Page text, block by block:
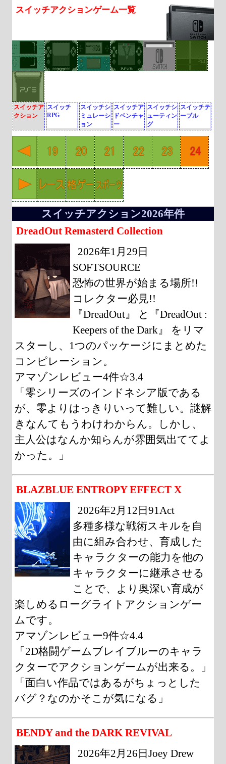
スイッチアクションゲーム一覧
スイッチア
クション
スイッチ
RPG
スイッチシ
ミュレーシ
ョン
スイッチア
ドベンチャ
ー
スイッチシ
ューティン
グ
スイッチテ
ーブル
スイッチアクション2026年件
DreadOut Remasterd Collection
2026年1月29日
SOFTSOURCE
恐怖の世界が始まる場所!!
コレクター必見!!
『DreadOut』 と『DreadOut :
Keepers of the Dark』 をリマ
スターし、1つのパッケージにまとめた
コンピレーション。
アマゾンレビュー4件☆3.4
「零シリーズのインドネシア版である
が、零よりはっきりいって難しい。謎解
きなんてもうわけわからん。しかし、
主人公はなんか知らんが雰囲気出ててよ
かった。」
BLAZBLUE ENTROPY EFFECT X
2026年2月12日91Act
多種多様な戦術スキルを自
由に組み合わせ、育成した
キャラクターの能力を他の
キャラクターに継承させる
ことで、より奥深い育成が
楽しめるローグライトアクションゲー
ムです。
アマゾンレビュー9件☆4.4
「2D格闘ゲームブレイブルーのキャラ
クターでアクションゲームが出来る。」
「面白い作品ではあるがちょっとした
バグ？なのかそこが気になる」
BENDY and the DARK REVIVAL
2026年2月26日Joey Drew